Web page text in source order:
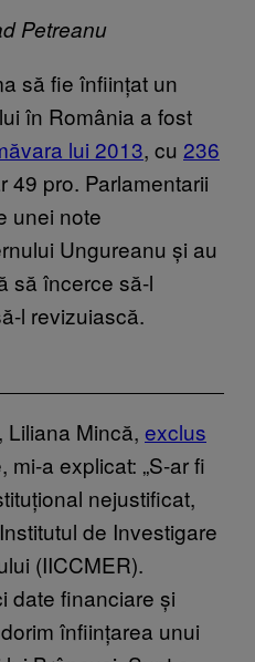
Petreanu
să fie înființat un
în România a fost
l​ui 2013, cu 2​36
49 pro. Parlamentarii
unei note
Ungureanu și au
să încerce să-l
l revizuiască.
Liliana Mincă, excl​us
a explicat: „S-ar fi
nejustificat,
de Investigare
(IICCMER).
date financiare și
înființarea unui